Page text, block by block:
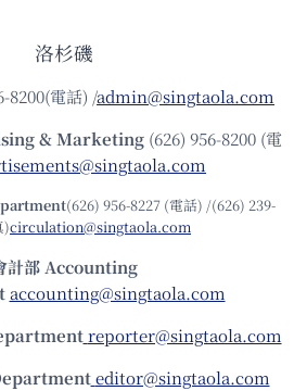
洛杉磯
8200(電話) /admin@singtaola.com
& Marketing (626) 956-8200 (電
(626) 956-8227 (電話) /(626) 239-
)circulation@singtaola.com
計部 Accounting
accounting@singtaola.com
reporter@singtaola.com
editor@singtaola.com